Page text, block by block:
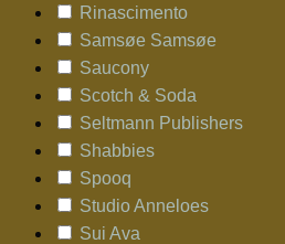
Rinascimento
Samsøe Samsøe
Saucony
Scotch & Soda
Seltmann Publishers
Shabbies
Spooq
Studio Anneloes
Sui Ava